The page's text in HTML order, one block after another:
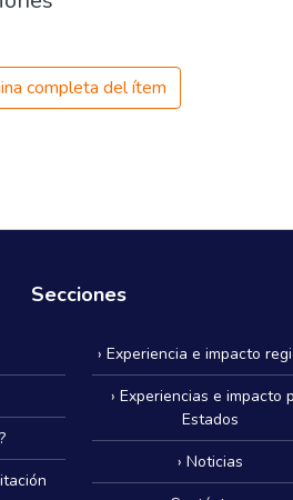
completa del ítem
Secciones
› Experiencia e impacto
› Experiencias e impacto
Estados
› Noticias